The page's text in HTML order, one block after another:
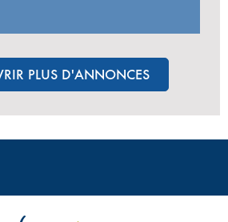
PLUS D'ANNONCES